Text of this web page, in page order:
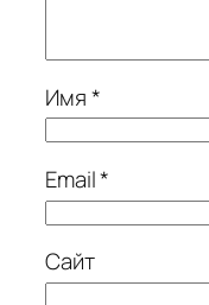
Имя*
Email*
Сайт